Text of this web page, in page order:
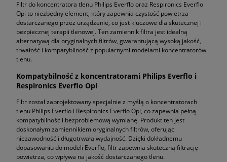
Filtr do koncentratora tlenu Philips Everflo oraz Respironics Everflo
Opi to niezbędny element, który zapewnia czystość powietrza
dostarczanego przez urządzenie, co jest kluczowe dla skutecznej i
bezpiecznej terapii tlenowej. Ten zamiennik filtra jest idealną
alternatywą dla oryginalnych filtrów, gwarantującą wysoką jakość,
trwałość i kompatybilność z popularnymi modelami koncentratorów
tlenu.
Kompatybilność z koncentratorami Philips Everflo i
Respironics Everflo Opi
Filtr został zaprojektowany specjalnie z myślą o koncentratorach
tlenu Philips Everflo i Respironics Everflo Opi, co zapewnia pełną
kompatybilność i bezproblemową wymianę. Produkt ten jest
doskonałym zamiennikiem oryginalnych filtrów, oferując
niezawodność i długotrwałą wydajność. Dzięki dokładnemu
dopasowaniu do modeli Everflo, filtr zapewnia skuteczną filtrację
powietrza, co wpływa na jakość dostarczanego tlenu.